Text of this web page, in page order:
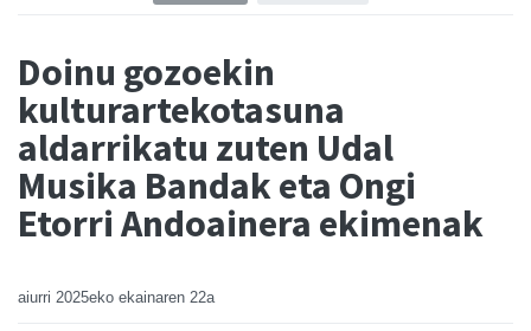
Doinu gozoekin
kulturartekotasuna
aldarrikatu zuten Udal
Musika Bandak eta Ongi
Etorri Andoainera ekimenak
aiurri 2025eko ekainaren 22a